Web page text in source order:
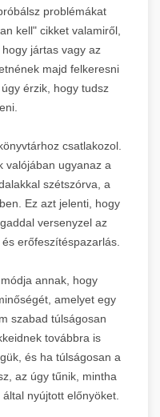
problémákat
kell" cikket valamiről,
jártas vagy az
majd felkeresni
érzik, hogy tudsz
csatlakozol.
valójában ugyanaz a
szétszórva, a
Ez azt jelenti, hogy
versenyzel az
erőfeszítéspazarlás.
annak, hogy
amelyet egy
szabad túlságosan
továbbra is
és ha túlságosan a
az úgy tűnik, mintha
nyújtott előnyöket.